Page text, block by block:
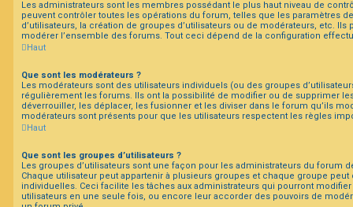
Les administrateurs sont les membres possédant le plus haut niveau de
peuvent contrôler toutes les opérations du forum, telles que les paramètres
d’utilisateurs, la création de groupes d’utilisateurs ou de modérateurs, etc.
modérer l’ensemble des forums. Tout ceci dépend de la configuration
Haut
Que sont les modérateurs ?
Les modérateurs sont des utilisateurs individuels (ou des groupes
régulièrement les forums. Ils ont la possibilité de modifier ou de supprimer
déverrouiller, les déplacer, les fusionner et les diviser dans le forum qu’ils
modérateurs sont présents pour que les utilisateurs respectent les règles
Haut
Que sont les groupes d’utilisateurs ?
Les groupes d’utilisateurs sont une façon pour les administrateurs du forum
Chaque utilisateur peut appartenir à plusieurs groupes et chaque groupe
individuelles. Ceci facilite les tâches aux administrateurs qui pourront
utilisateurs en une seule fois, ou encore leur accorder des pouvoirs de